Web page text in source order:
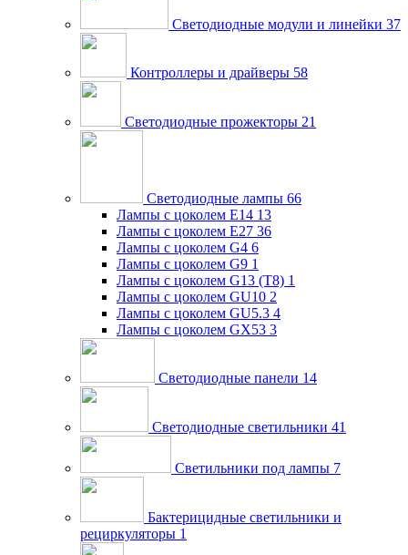
Светодиодные модули и линейки 37
Контроллеры и драйверы 58
Светодиодные прожекторы 21
Светодиодные лампы 66
Лампы с цоколем E14 13
Лампы с цоколем E27 36
Лампы с цоколем G4 6
Лампы с цоколем G9 1
Лампы с цоколем G13 (Т8) 1
Лампы с цоколем GU10 2
Лампы с цоколем GU5.3 4
Лампы с цоколем GX53 3
Светодиодные панели 14
Светодиодные светильники 41
Светильники под лампы 7
Бактерицидные светильники и
рециркуляторы 1